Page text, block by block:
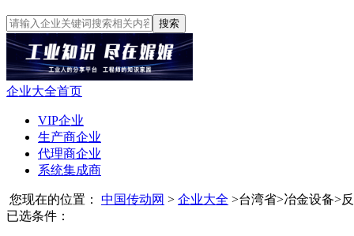
搜索
企业大全首页
VIP企业
生产商企业
代理商企业
系统集成商
您现在的位置： 中国传动网 > 企业大全 >台湾省>冶金设备>
已选条件：